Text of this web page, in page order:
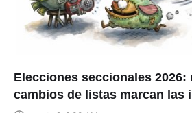
Elecciones seccionales 2026:
cambios de listas marcan las